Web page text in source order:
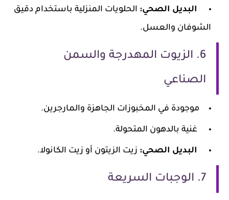
البديل الصحي: الحلويات المنزلية باستخدام دقيق
الشوفان والعسل.
6. الزيوت المهدرجة والسمن
الصناعي
موجودة في المخبوزات الجاهزة والمارجرين.
غنية بالدهون المتحولة.
البديل الصحي: زيت الزيتون أو زيت الكانولا.
7. الوجبات السريعة